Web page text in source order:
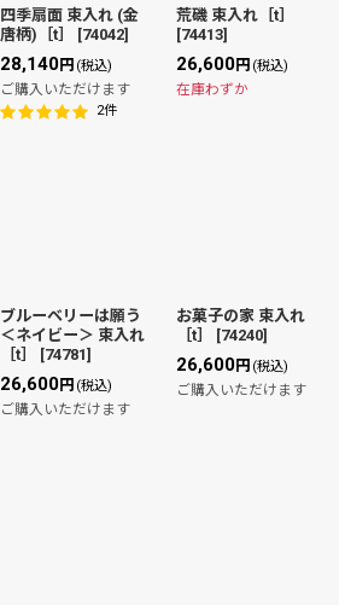
四季扇面 束入れ (金
唐柄)［t］
[74042]
28,140円 (税込)
ご購入いただけます
2件
荒磯 束入れ［t］
[74413]
26,600円 (税込)
在庫わずか
ブルーベリーは願う
＜ネイビー＞ 束入れ
［t］
[74781]
26,600円 (税込)
ご購入いただけます
お菓子の家 束入れ
［t］
[74240]
26,600円 (税込)
ご購入いただけます